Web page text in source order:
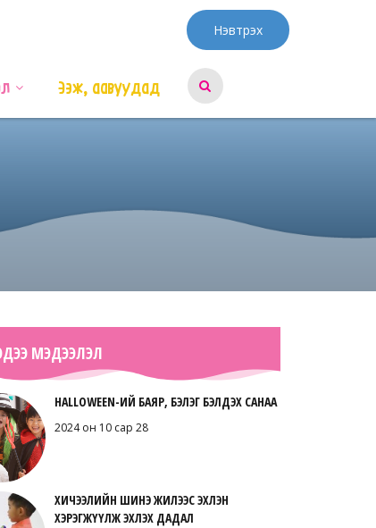
Нэвтрэх
Ээж, аавуудад
МЭДЭЭЛЭЛ
HALLOWEEN-ИЙ БАЯР, БЭЛЭГ БЭЛДЭХ САНАА
2024 он 10 сар 28
ХИЧЭЭЛИЙН ШИНЭ ЖИЛЭЭС ЭХЛЭН
ХЭРЭГЖҮҮЛЖ ЭХЛЭХ ДАДАЛ